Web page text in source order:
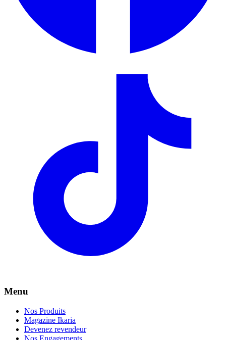
Menu
Nos Produits
Magazine Ikaria
Devenez revendeur
Nos Engagements